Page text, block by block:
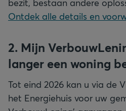
Ontdek alle details en
2. Mijn
langer een woning
Tot eind 2026 kan u via de
het Energiehuis voor uw